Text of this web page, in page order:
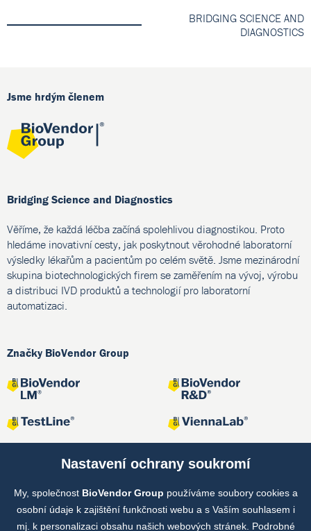
BRIDGING SCIENCE AND
DIAGNOSTICS
Jsme hrdým členem
Bridging Science and Diagnostics
Věříme, že každá léčba začíná spolehlivou diagnostikou. Proto
hledáme inovativní cesty, jak poskytnout věrohodné laboratorní
výsledky lékařům a pacientům po celém světě. Jsme mezinárodní
skupina biotechnologických firem se zaměřením na vývoj, výrobu
a distribuci IVD produktů a technologií pro laboratorní
automatizaci.
Značky BioVendor Group
Společné projekty
Nastavení ochrany soukromí
My, společnost BioVendor Group používáme soubory cookies a
osobní údaje k zajištění funkčnosti webu a s Vaším souhlasem i
mj. k personalizaci obsahu našich webových stránek. Podrobné